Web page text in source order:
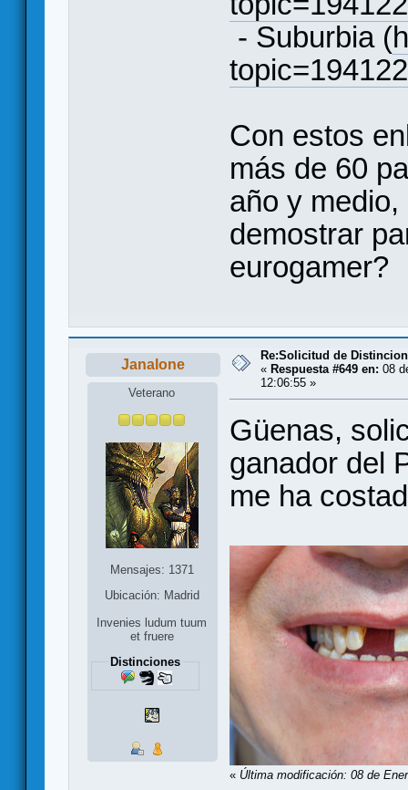
- Suburbia (
Con estos
más de 60
año y
demostrar
eurogamer?
Janalone
Veterano
Mensajes: 1371
Ubicación: Madrid
Invenies ludum tuum
et fruere
Distinciones
Re:Solicitud de
« Respuesta #649 en: 08
12:06:55 »
Güenas,
ganador del
me ha
« Última modificación: 08 de